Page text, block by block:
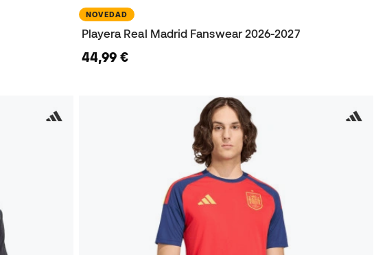
NOVEDAD
Playera Real Madrid Fanswear 2026-2027
44,99 €